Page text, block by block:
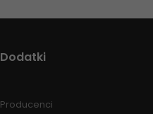
Dodatki
Producenci